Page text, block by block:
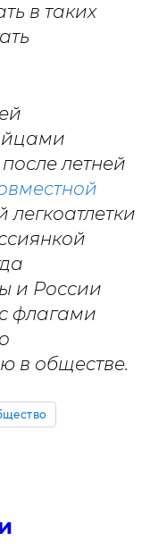
в таких
летней
легкоатлетки
и России
флагами
в обществе.